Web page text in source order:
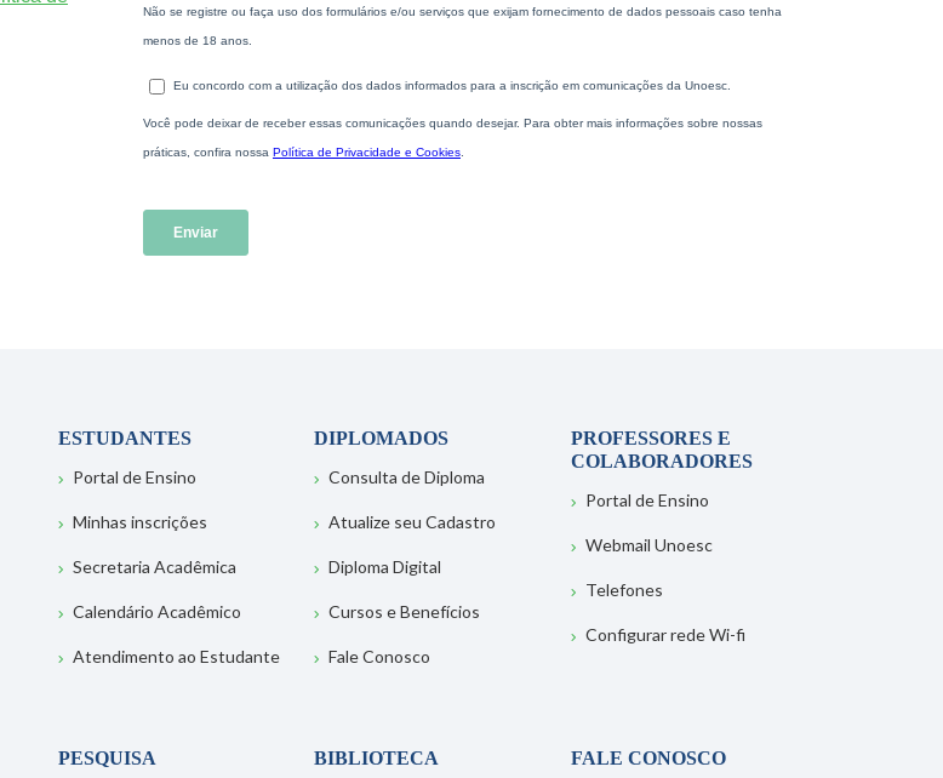
ESTUDANTES
Portal de Ensino
Minhas inscrições
Secretaria Acadêmica
Calendário Acadêmico
Atendimento ao Estudante
DIPLOMADOS
Consulta de Diploma
Atualize seu Cadastro
Diploma Digital
Cursos e Benefícios
Fale Conosco
PROFESSORES E
COLABORADORES
Portal de Ensino
Webmail Unoesc
Telefones
Configurar rede Wi-fi
PESQUISA
BIBLIOTECA
FALE CONOSCO